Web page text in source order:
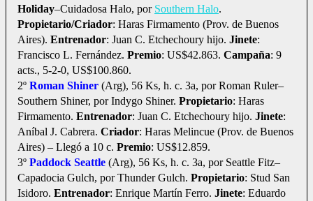
Holiday–Cuidadosa Halo, por Southern Halo.
Propietario/Criador: Haras Firmamento (Prov. de Buenos
Aires). Entrenador: Juan C. Etchechoury hijo. Jinete:
Francisco L. Fernández. Premio: US$42.863. Campaña: 9
acts., 5-2-0, US$100.860.
2º Roman Shiner (Arg), 56 Ks, h. c. 3a, por Roman Ruler–
Southern Shiner, por Indygo Shiner. Propietario: Haras
Firmamento. Entrenador: Juan C. Etchechoury hijo. Jinete:
Aníbal J. Cabrera. Criador: Haras Melincue (Prov. de Buenos
Aires) – Llegó a 10 c. Premio: US$12.859.
3º Paddock Seattle (Arg), 56 Ks, h. c. 3a, por Seattle Fitz–
Capadocia Gulch, por Thunder Gulch. Propietario: Stud San
Isidoro. Entrenador: Enrique Martín Ferro. Jinete: Eduardo